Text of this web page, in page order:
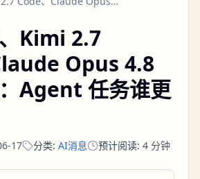
Kimi 2.7
Opus 4.8
Agent 任务谁更
17 分类: AI消息 预计阅读: 4 分钟